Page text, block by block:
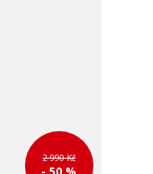
2 990 Kč